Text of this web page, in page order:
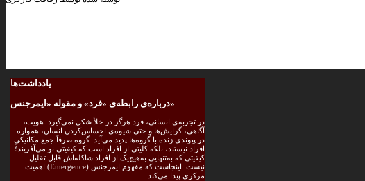
یادداشت‌ها
درباره‌ی رابطه‌ی «فرد» و مقوله «ایمرجنس»
در تجربه‌ی انسانی، فرد هرگز در خلأ شکل نمی‌گیرد. هویت،
آگاهی، گرایش‌ها و حتی شیوه‌ی احساس‌کردن انسان، همواره
در پیوندی زنده با گروه‌ها پدید می‌آید. گروه صرفاً جمع مکانیکیِ
افراد نیستند، بلکه کلیتی از افراد است که کیفیتی نو می‌آفریند؛
کیفیتی که به‌تنهایی به‌هیچ‌یک از افراد شاکله‌اش قابل تقلیل
نیست. اینجاست که مفهوم ایمرجنس (Emergence) اهمیت
مرکزی پیدا می‌کند.